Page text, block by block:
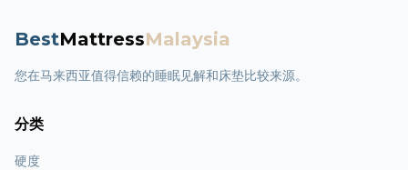
BestMattressMalaysia
您在马来西亚值得信赖的睡眠见解和床垫比较来源。
分类
硬度